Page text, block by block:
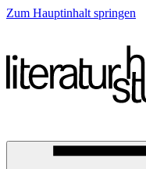
Zum Hauptinhalt springen